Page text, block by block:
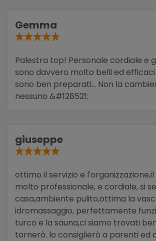
Gemma
Palestra top! Personale cordiale e
sono davvero molto belli ed
sono ben preparati... Non la
nessuno &#128521;
giuseppe
ottimo il servizio e
molto professionale, e cordiale, si
casa,ambiente pulito,ottima la
idromassaggio, perfettamente
turco e la sauna,ci siamo trovati
tornerò. lo consiglierò a parenti ed